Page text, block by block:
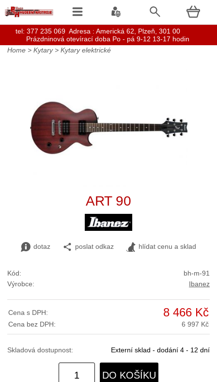
Home > Kytary> Kytary elektrické
ART 90
dotaz poslat odkaz hlídat cenu a sklad
Kód:
bh-m-91
Výrobce:
Ibanez
Cena s DPH: 8 466 Kč
Cena bez DPH: 6 997 Kč
Skladová dostupnost: Externí sklad - dodání 4 - 12 dní
DO KOŠÍKU
tel: 377 235 069 Adresa : Americká 62, Plzeň, 301 00
Prázdninová otevírací doba Po - pá 9-12 13-17 hodin